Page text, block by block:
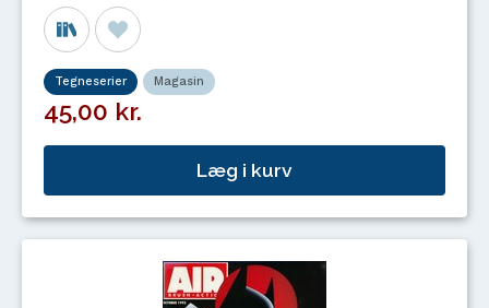
Tegneserier Magasin
45,00 kr.
Læg i kurv